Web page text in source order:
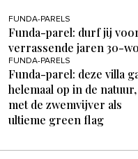
FUNDA-PARELS
Funda-parel: durf jij
verrassende jaren 30-
FUNDA-PARELS
Funda-parel: deze villa
helemaal op in de natuur,
met de zwemvijver als
ultieme green flag